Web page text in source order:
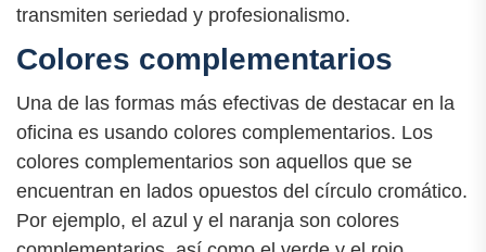
transmiten seriedad y profesionalismo.
Colores complementarios
Una de las formas más efectivas de destacar en la
oficina es usando colores complementarios. Los
colores complementarios son aquellos que se
encuentran en lados opuestos del círculo cromático.
Por ejemplo, el azul y el naranja son colores